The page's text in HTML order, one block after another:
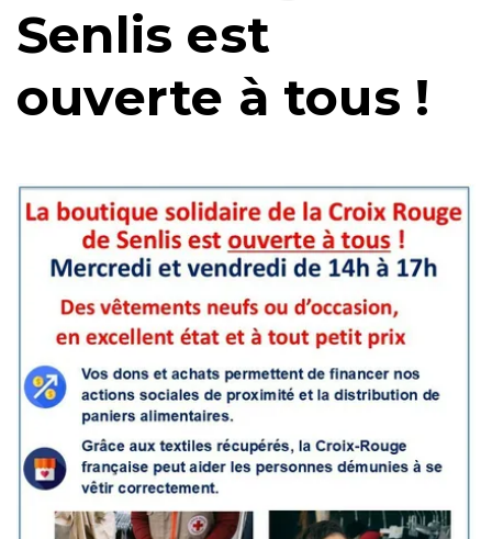
Senlis est
ouverte à tous !